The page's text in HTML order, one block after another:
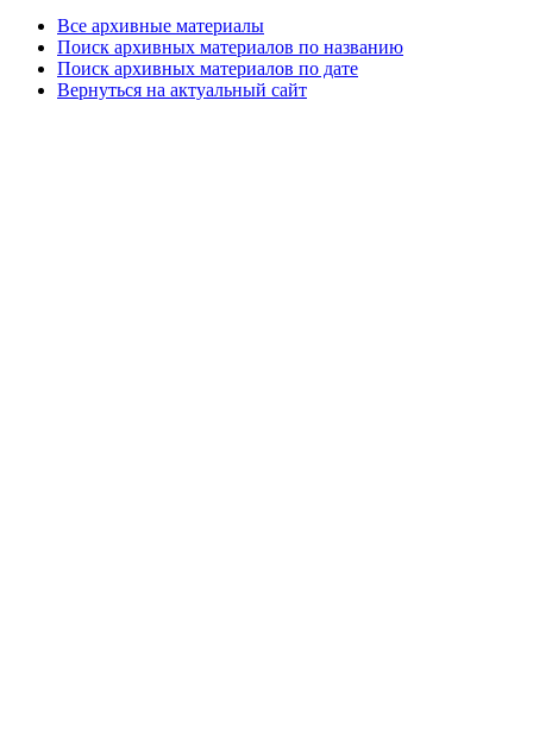
Все архивные материалы
Поиск архивных материалов по названию
Поиск архивных материалов по дате
Вернуться на актуальный сайт